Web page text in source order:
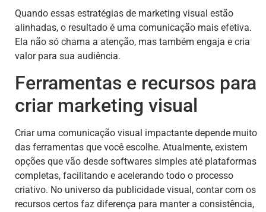
Quando essas estratégias de marketing visual estão
alinhadas, o resultado é uma comunicação mais efetiva.
Ela não só chama a atenção, mas também engaja e cria
valor para sua audiência.
Ferramentas e recursos para
criar marketing visual
Criar uma comunicação visual impactante depende muito
das ferramentas que você escolhe. Atualmente, existem
opções que vão desde softwares simples até plataformas
completas, facilitando e acelerando todo o processo
criativo. No universo da publicidade visual, contar com os
recursos certos faz diferença para manter a consistência,